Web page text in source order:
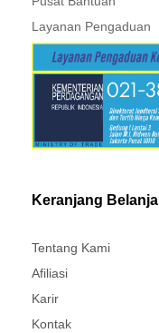
Layanan Pengaduan
Keranjang Belanja
Tentang Kami
Afiliasi
Karir
Kontak